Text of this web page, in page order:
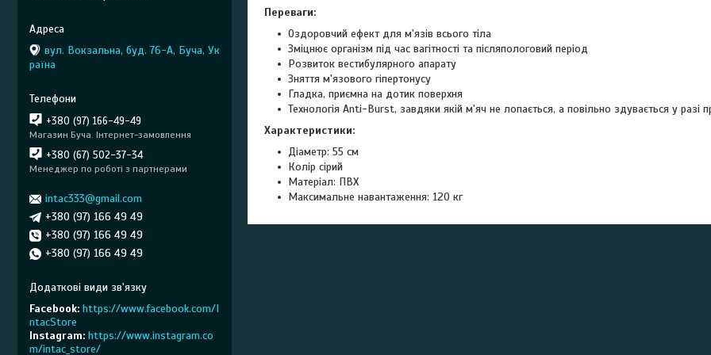
Переваги:
Оздоровчий ефект для м'язів всього тіла
Зміцнює організм під час вагітності та післяпологовий період
Розвиток вестибулярного апарату
Зняття м'язового гіпертонусу
Гладка, приємна на дотик поверхня
Технологія Anti-Burst, завдяки якій м'яч не лопається, а повільно здувається у разі
Характеристики:
Діаметр: 55 см
Колір сірий
Матеріал: ПВХ
Максимальне навантаження: 120 кг
вул. Вокзальна, буд. 76-А, Буча, Ук
раїна
+380 (97) 166-49-49
Магазин Буча. Інтернет-замовлення
+380 (67) 502-37-34
Менеджер по роботі з партнерами
intac333@gmail.com
+380 (97) 166 49 49
+380 (97) 166 49 49
+380 (97) 166 49 49
Facebook https://www.facebook.com/I
ntacStore
Instagram https://www.instagram.co
m/intac_store/